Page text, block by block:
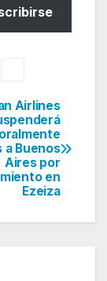
Airlines
a Buenos
Aires por
en
Ezeiza